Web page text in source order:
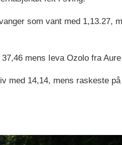
som vant med 1,13.27,
mens Ieva Ozolo fra
med 14,14, mens raskeste